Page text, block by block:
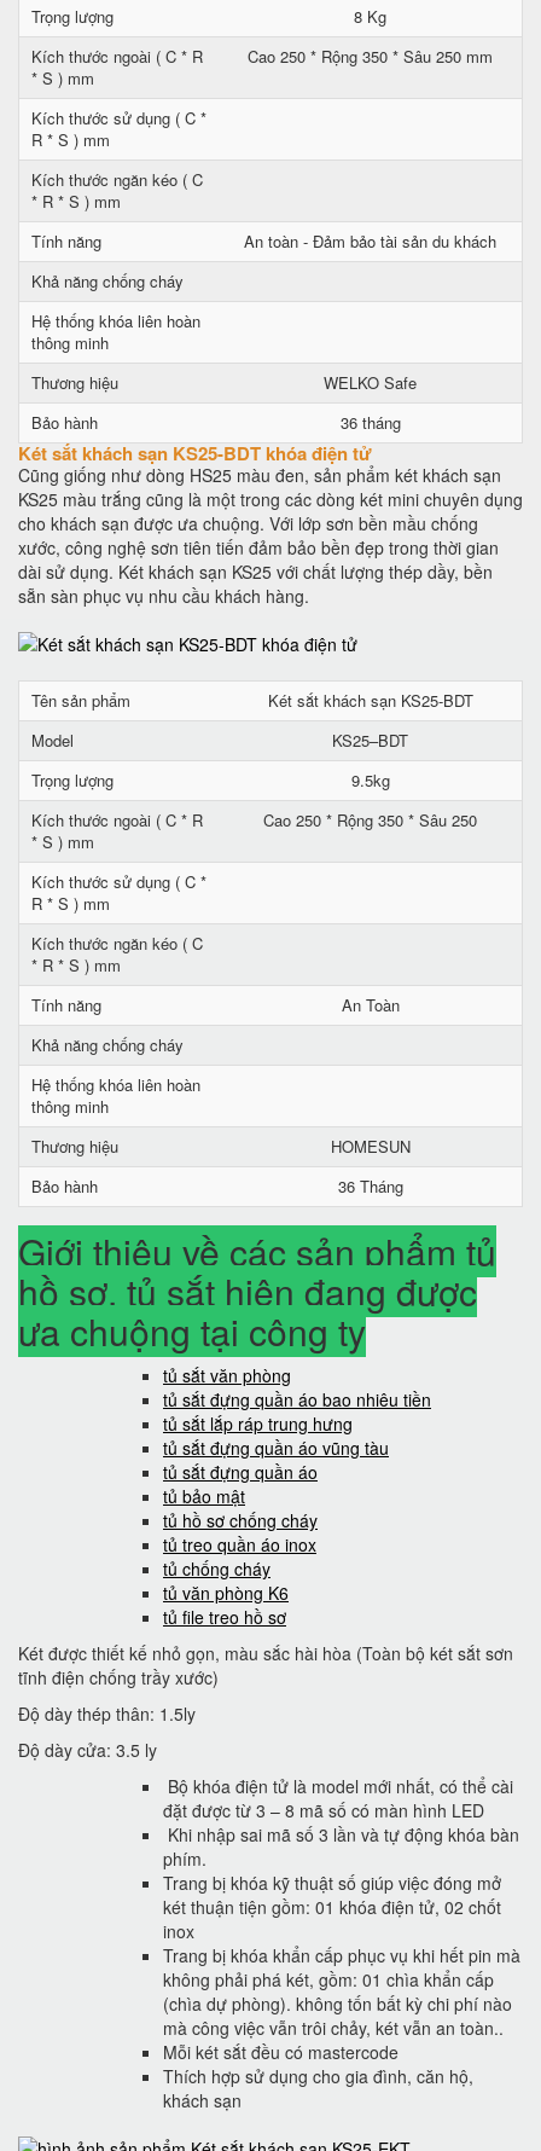
Trọng lượng
8 Kg
Kích thước ngoài ( C * R
* S ) mm
Cao 250 * Rộng 350 * Sâu 250 mm
Kích thước sử dụng ( C *
R * S ) mm
Kích thước ngăn kéo ( C
* R * S ) mm
Tính năng
An toàn - Đảm bảo tài sản du khách
Khả năng chống cháy
Hệ thống khóa liên hoàn
thông minh
Thương hiệu
WELKO Safe
Bảo hành
36 tháng
Két sắt khách sạn KS25-BDT khóa điện tử
Cũng giống như dòng HS25 màu đen, sản phẩm két khách sạn
KS25 màu trắng cũng là một trong các dòng két mini chuyên dụng
cho khách sạn được ưa chuộng. Với lớp sơn bền mầu chống
xước, công nghệ sơn tiên tiến đảm bảo bền đẹp trong thời gian
dài sử dụng. Két khách sạn KS25 với chất lượng thép dầy, bền
sẵn sàn phục vụ nhu cầu khách hàng.
Tên sản phẩm
Két sắt khách sạn KS25-BDT
Model
KS25–BDT
Trọng lượng
9.5kg
Kích thước ngoài ( C * R
* S ) mm
Cao 250 * Rộng 350 * Sâu 250
Kích thước sử dụng ( C *
R * S ) mm
Kích thước ngăn kéo ( C
* R * S ) mm
Tính năng
An Toàn
Khả năng chống cháy
Hệ thống khóa liên hoàn
thông minh
Thương hiệu
HOMESUN
Bảo hành
36 Tháng
Giới thiệu về các sản phẩm tủ
hồ sơ, tủ sắt hiện đang được
ưa chuộng tại công ty
tủ sắt văn phòng
tủ sắt đựng quần áo bao nhiêu tiền
tủ sắt lắp ráp trung hưng
tủ sắt đựng quần áo vũng tàu
tủ sắt đựng quần áo
tủ bảo mật
tủ hồ sơ chống cháy
tủ treo quần áo inox
tủ chống cháy
tủ văn phòng K6
tủ file treo hồ sơ
Két được thiết kế nhỏ gọn, màu sắc hài hòa (Toàn bộ két sắt sơn
tĩnh điện chống trầy xước)
Độ dày thép thân: 1.5ly
Độ dày cửa: 3.5 ly
Bộ khóa điện tử là model mới nhất, có thể cài
đặt được từ 3 – 8 mã số có màn hình LED
Khi nhập sai mã số 3 lần và tự động khóa bàn
phím.
Trang bị khóa kỹ thuật số giúp việc đóng mở
két thuận tiện gồm: 01 khóa điện tử, 02 chốt
inox
Trang bị khóa khẩn cấp phục vụ khi hết pin mà
không phải phá két, gồm: 01 chìa khẩn cấp
(chìa dự phòng). không tốn bất kỳ chi phí nào
mà công việc vẫn trôi chảy, két vẫn an toàn..
Mỗi két sắt đều có mastercode
Thích hợp sử dụng cho gia đình, căn hộ,
khách sạn